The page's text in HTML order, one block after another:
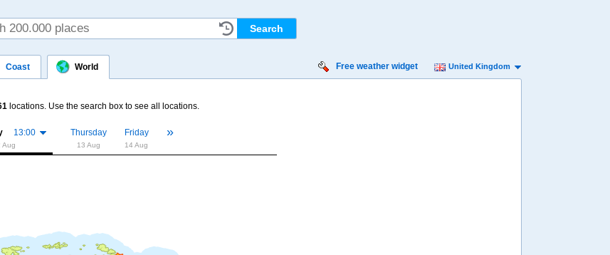
Coast World Free weather widget United Kingdom
locations. Use the search box to see all locations.
13:00
Aug
Thursday
13 Aug
Friday
14 Aug
»